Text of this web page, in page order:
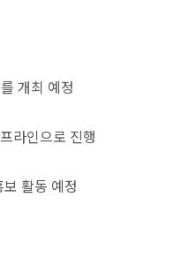
개최 예정
라인으로 진행
활동 예정